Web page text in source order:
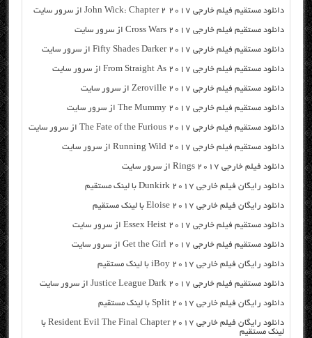
دانلود مستقیم فیلم خارجی John Wick: Chapter 2 2017 از سرور سایت
دانلود مستقیم فیلم خارجی Cross Wars 2017 از سرور سایت
دانلود مستقیم فیلم خارجی Fifty Shades Darker 2017 از سرور سایت
دانلود مستقیم فیلم خارجی From Straight As 2017 از سرور سایت
دانلود مستقیم فیلم خارجی Zeroville 2017 از سرور سایت
دانلود مستقیم فیلم خارجی The Mummy 2017 از سرور سایت
دانلود مستقیم فیلم خارجی The Fate of the Furious 2017 از سرور سایت
دانلود مستقیم فیلم خارجی Running Wild 2017 از سرور سایت
دانلود فیلم خارجی Rings 2017 از سرور سایت
دانلود رایگان فیلم خارجی Dunkirk 2017 با لینک مستقیم
دانلود رایگان فیلم خارجی Eloise 2017 با لینک مستقیم
دانلود مستقیم فیلم خارجی Essex Heist 2017 از سرور سایت
دانلود مستقیم فیلم خارجی Get the Girl 2017 از سرور سایت
دانلود رایگان فیلم خارجی iBoy 2017 با لینک مستقیم
دانلود مستقیم فیلم خارجی Justice League Dark 2017 از سرور سایت
دانلود رایگان فیلم خارجی Split 2017 با لینک مستقیم
دانلود رایگان فیلم خارجی Resident Evil The Final Chapter 2017 با
لینک مستقیم